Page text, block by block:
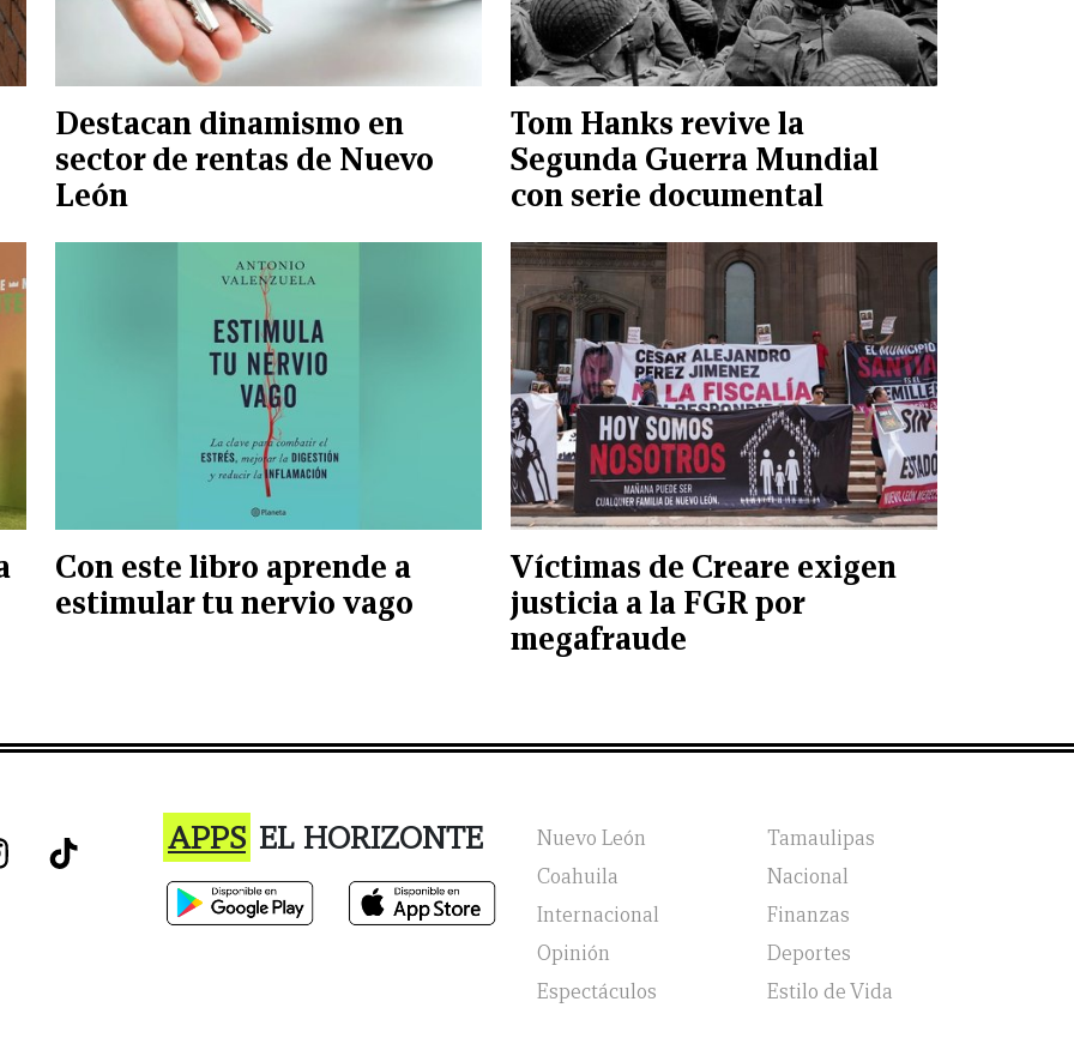
Destacan dinamismo en
sector de rentas de Nuevo
León
Tom Hanks revive la
Segunda Guerra Mundial
con serie documental
Con este libro aprende a
estimular tu nervio vago
Víctimas de Creare exigen
justicia a la FGR por
megafraude
APPS EL HORIZONTE Nuevo León
Tamaulipas
Coahuila
Nacional
Internacional
Finanzas
Opinión
Deportes
Espectáculos
Estilo de Vida